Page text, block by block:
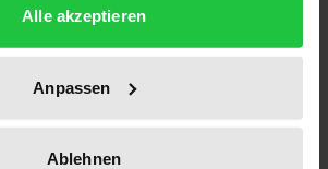
Alle akzeptieren
Anpassen
Ablehnen